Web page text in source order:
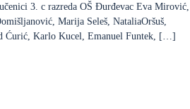
3. c razreda OŠ Đurđevac Eva Mirović,
Marija Seleš, NataliaOršuš,
Ćurić, Karlo Kucel, Emanuel Funtek, […]